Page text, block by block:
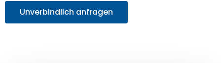
Unverbindlich anfragen